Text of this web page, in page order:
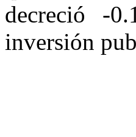
decreció -
inversión